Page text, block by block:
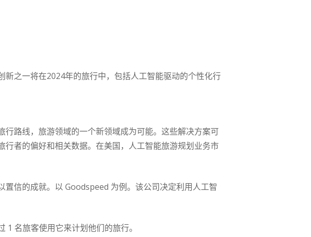
之一将在2024年的旅行中，包括人工智能驱动的个性化行
路线，旅游领域的一个新领域成为可能。这些解决方案可
者的偏好和相关数据。在美国，人工智能旅游规划业务市
信的成就。以 Goodspeed 为例。该公司决定利用人工智
名旅客使用它来计划他们的旅行。